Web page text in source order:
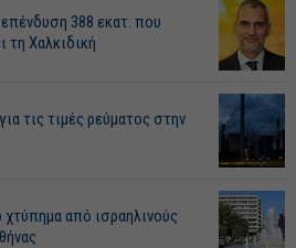
388 εκατ. που
τη Χαλκιδική
τις τιμές ρεύματος στην
από ισραηλινούς